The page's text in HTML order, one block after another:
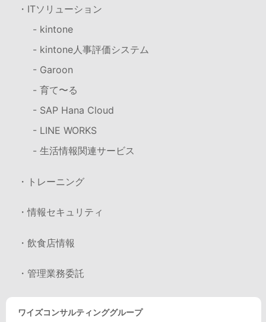
・ITソリューション
- kintone
- kintone人事評価システム
- Garoon
- 育て〜る
- SAP Hana Cloud
- LINE WORKS
- 生活情報関連サービス
・トレーニング
・情報セキュリティ
・飲食店情報
・管理業務委託
ワイズコンサルティンググループ